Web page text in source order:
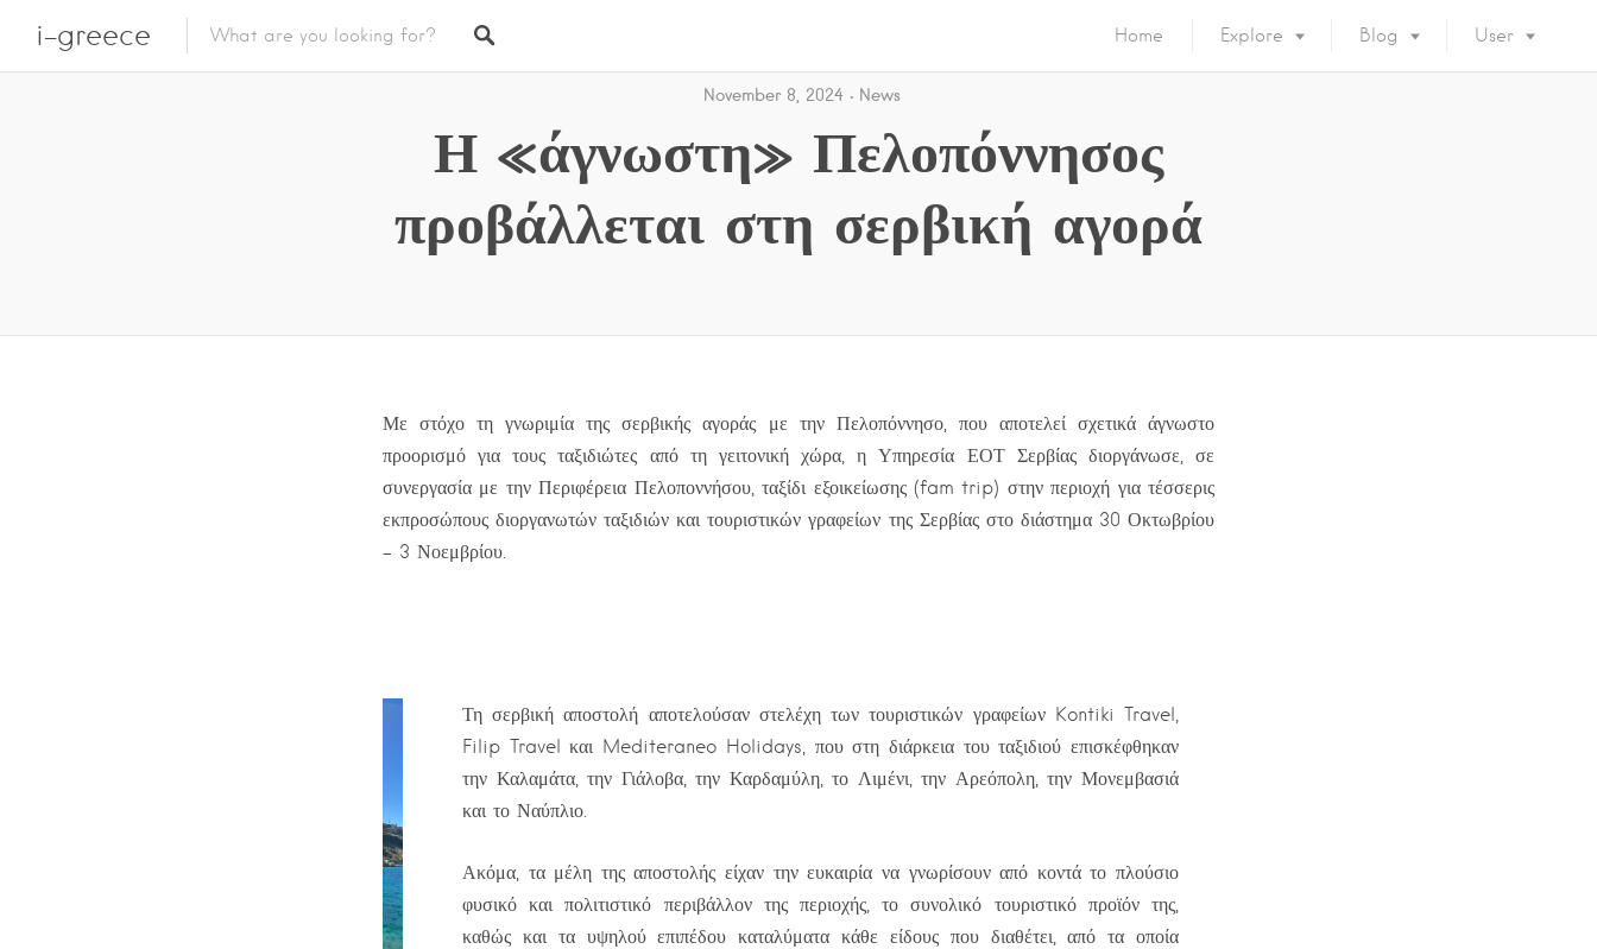
i-greece Home Explore Blog User
November 8, 2024 News
Η «άγνωστη» Πελοπόννησος
προβάλλεται στη σερβική αγορά
Με στόχο τη γνωριμία της σερβικής αγοράς με την Πελοπόννησο, που αποτελεί σχετικά άγνωστο
προορισμό για τους ταξιδιώτες από τη γειτονική χώρα, η Υπηρεσία ΕΟΤ Σερβίας διοργάνωσε, σε
συνεργασία με την Περιφέρεια Πελοποννήσου, ταξίδι εξοικείωσης (fam trip) στην περιοχή για τέσσερις
εκπροσώπους διοργανωτών ταξιδιών και τουριστικών γραφείων της Σερβίας στο διάστημα 30 Οκτωβρίου
– 3 Νοεμβρίου.
Τη σερβική αποστολή αποτελούσαν στελέχη των τουριστικών γραφείων Kontiki Travel,
Filip Travel και Mediteraneo Holidays, που στη διάρκεια του ταξιδιού επισκέφθηκαν
την Καλαμάτα, την Γιάλοβα, την Καρδαμύλη, το Λιμένι, την Αρεόπολη, την Μονεμβασιά
και το Ναύπλιο.
Ακόμα, τα μέλη της αποστολής είχαν την ευκαιρία να γνωρίσουν από κοντά το πλούσιο
φυσικό και πολιτιστικό περιβάλλον της περιοχής, το συνολικό τουριστικό προϊόν της,
καθώς και τα υψηλού επιπέδου καταλύματα κάθε είδους που διαθέτει, από τα οποία